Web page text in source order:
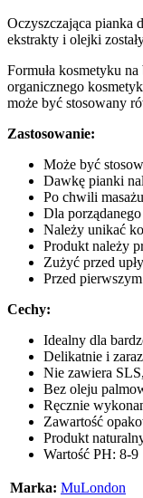
Oczyszczająca pianka
ekstrakty i olejki
Formuła kosmetyku
organicznego
może być stosowany
Zastosowanie:
Może być
Dawkę pianki
Po chwili
Dla
Należy unikać
Produkt należy
Zużyć przed
Przed
Cechy:
Idealny dla
Delikatnie i
Nie zawiera
Bez oleju
Ręcznie
Zawartość
Produkt
Wartość PH: 8-9
Marka: MuLondon